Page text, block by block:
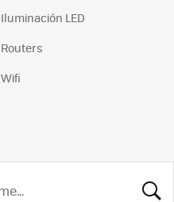
Iluminación LED
Routers
Wifi